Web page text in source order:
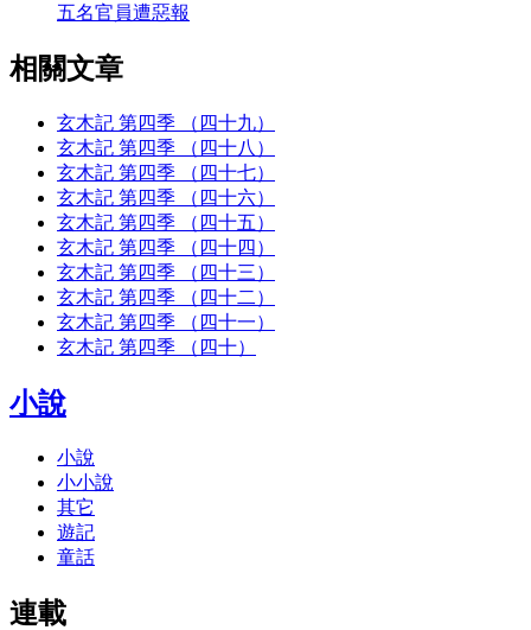
五名官員遭惡報
相關文章
玄木記 第四季 （四十九）
玄木記 第四季 （四十八）
玄木記 第四季 （四十七）
玄木記 第四季 （四十六）
玄木記 第四季 （四十五）
玄木記 第四季 （四十四）
玄木記 第四季 （四十三）
玄木記 第四季 （四十二）
玄木記 第四季 （四十一）
玄木記 第四季 （四十）
小說
小說
小小說
其它
遊記
童話
連載